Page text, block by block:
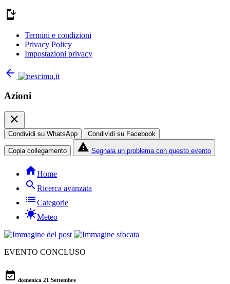
install_mobile
Termini e condizioni
Privacy Policy
Impostazioni privacy
arrow_back
Azioni
close
Condividi su WhatsApp Condividi su Facebook
Copia collegamento report_problem Segnala un problema con questo evento
homeHome
searchRicerca avanzata
listCategorie
sunnyMeteo
EVENTO CONCLUSO
event_available domenica 21 Settembre